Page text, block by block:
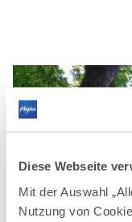
Diese Webseite
Mit der Auswahl
Nutzung von